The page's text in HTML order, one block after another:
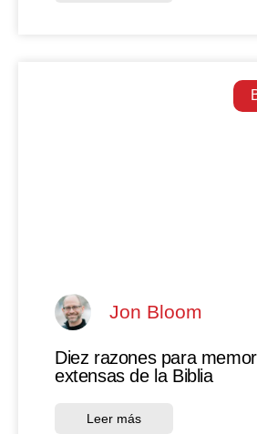
Jon Bloom
Diez razones para
extensas de la Biblia
Leer más